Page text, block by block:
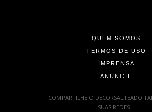
QUEM SOMOS
TERMOS DE USO
IMPRENSA
ANUNCIE
COMPARTILHE O DECORSALTEADO
SUAS REDES